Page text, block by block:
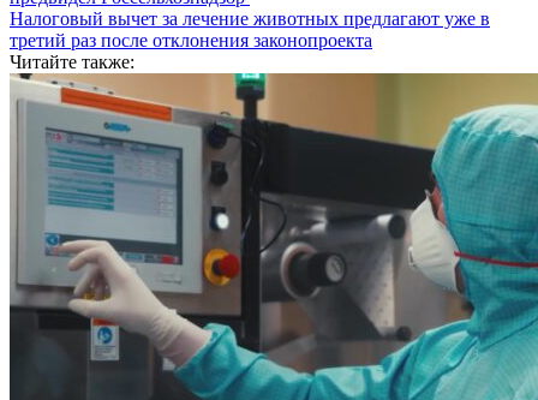
Налоговый вычет за лечение животных предлагают уже в
третий раз после отклонения законопроекта
Читайте также: